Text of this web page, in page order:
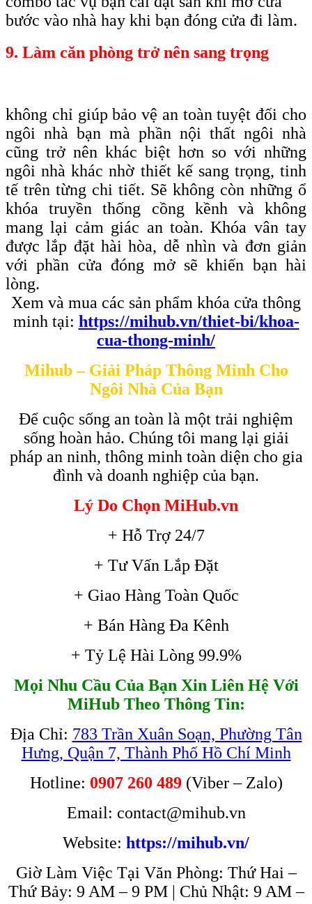
bước vào nhà hay khi bạn đóng cửa đi làm.
9. Làm căn phòng trở nên sang trọng
không chỉ giúp bảo vệ an toàn tuyệt đối cho
ngôi nhà bạn mà phần nội thất ngôi nhà
cũng trở nên khác biệt hơn so với những
ngôi nhà khác nhờ thiết kế sang trọng, tinh
tế trên từng chi tiết. Sẽ không còn những ổ
khóa truyền thống cồng kềnh và không
mang lại cảm giác an toàn. Khóa vân tay
được lắp đặt hài hòa, dễ nhìn và đơn giản
với phần cửa đóng mở sẽ khiến bạn hài
lòng.
Xem và mua các sản phẩm khóa cửa thông
minh tại: https://mihub.vn/thiet-bi/khoa-
cua-thong-minh/
Mihub – Giải Pháp Thông Minh Cho
Ngôi Nhà Của Bạn
Để cuộc sống an toàn là một trải nghiệm
sống hoàn hảo. Chúng tôi mang lại giải
pháp an ninh, thông minh toàn diện cho gia
đình và doanh nghiệp của bạn.
Lý Do Chọn MiHub.vn
+ Hỗ Trợ 24/7
+ Tư Vấn Lắp Đặt
+ Giao Hàng Toàn Quốc
+ Bán Hàng Đa Kênh
+ Tỷ Lệ Hài Lòng 99.9%
Mọi Nhu Cầu Của Bạn Xin Liên Hệ Với
MiHub Theo Thông Tin:
Địa Chỉ: 783 Trần Xuân Soạn, Phường Tân
Hưng, Quận 7, Thành Phố Hồ Chí Minh
Hotline: 0907 260 489(Viber – Zalo)
Email: contact@mihub.vn
Website: https://mihub.vn/
Giờ Làm Việc Tại Văn Phòng: Thứ Hai –
Thứ Bảy: 9 AM – 9 PM | Chủ Nhật: 9 AM –